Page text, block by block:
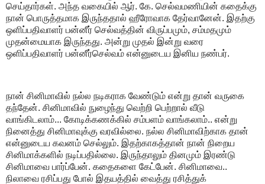
செய்தார்கள். அந்த வகையில் ஆர். கே. செல்வமணியின் கதைக்கு
நான் பொருத்தமாக இருந்ததால் ஹீரோவாக தேர்வானேன். இதற்கு
ஒளிப்பதிவாளர் பன்னீர் செல்வத்தின் விருப்பமும், சம்மதமும்
முதன்மையாக இருந்தது.‌ அன்று முதல் இன்று வரை
ஒளிப்பதிவாளர் பன்னீர்செல்வம் என்னுடைய இனிய நண்பர்.
நான் சினிமாவில் நல்ல நடிகராக வேண்டும் என்று தான் வருகை
தந்தேன். சினிமாவில் நுழைந்து வெற்றி பெற்றால் வீடு
வாங்கிடலாம்... கோடிக்கணக்கில் சம்பளம் வாங்கலாம்.. என்று
நினைத்து சினிமாவுக்கு வரவில்லை. நல்ல சினிமாவிற்காக தான்
என்னுடைய கவனம் செல்லும். இதற்காகத்தான் நான் நிறைய
சினிமாக்களில் நடிப்பதில்லை.‌ இருந்தாலும் தினமும் இரண்டு
சினிமாவை பார்ப்பேன். கதைகளை கேட்பேன். சினிமாவை..
நிலாவை ரசிப்பது போல் இதயத்தில் வைத்து ரசித்துக்